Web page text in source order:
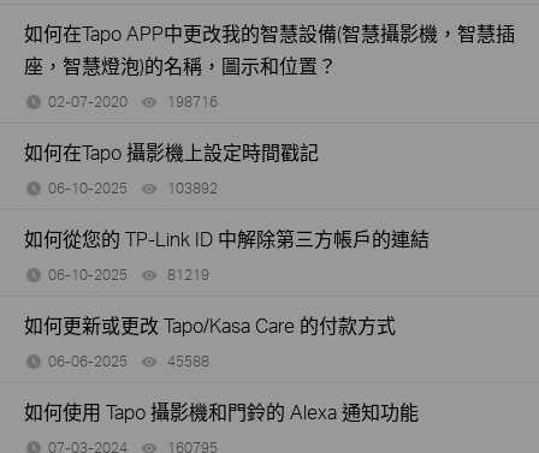
如何在Tapo APP中更改我的智慧設備(智慧攝影機，智慧插
座，智慧燈泡)的名稱，圖示和位置？
02-07-2020 198716
如何在Tapo 攝影機上設定時間戳記
06-10-2025 103892
如何從您的 TP-Link ID 中解除第三方帳戶的連結
06-10-2025 81219
如何更新或更改 Tapo/Kasa Care 的付款方式
06-06-2025 45588
如何使用 Tapo 攝影機和門鈴的 Alexa 通知功能
07-03-2024 160795